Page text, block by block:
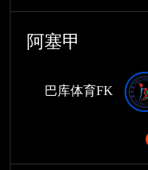
阿塞甲
巴库体育FK